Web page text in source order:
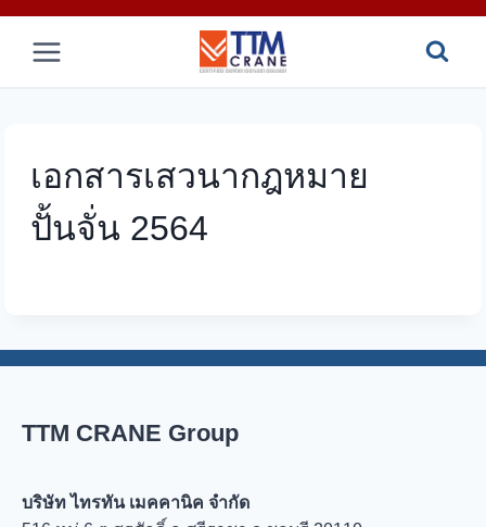
Skip
content
เอกสารเสวนากฎหมาย
ปั้นจั่น 2564
TTM CRANE Group
บริษัท ไทรทัน เมคคานิค จำกัด